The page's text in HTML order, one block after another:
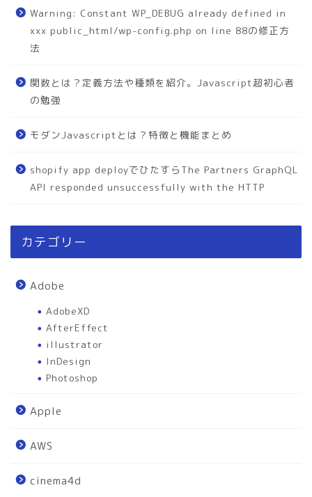
Warning: Constant WP_DEBUG already defined in
xxx public_html/wp-config.php on line 88の修正方
法
関数とは？定義方法や種類を紹介。Javascript超初心者
の勉強
モダンJavascriptとは？特徴と機能まとめ
shopify app deployでひたすらThe Partners GraphQL
API responded unsuccessfully with the HTTP
カテゴリー
Adobe
AdobeXD
AfterEffect
illustrator
InDesign
Photoshop
Apple
AWS
cinema4d